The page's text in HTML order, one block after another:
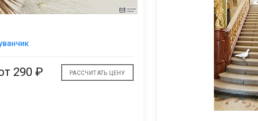
290 ₽ РАССЧИТАТЬ ЦЕНУ